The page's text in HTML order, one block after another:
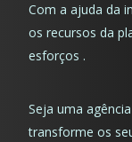
Com a ajuda da
os recursos da
esforços .
Seja uma
transforme os